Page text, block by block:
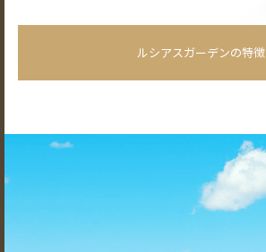
ルシアスガーデンの特徴